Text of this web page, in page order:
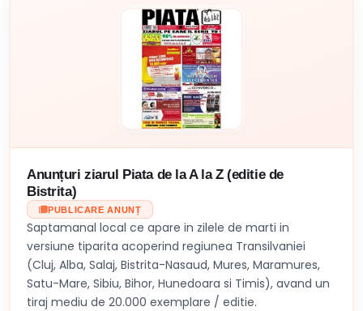
Anunțuri ziarul Piata de la A la Z (editie de
Bistrita)
PUBLICARE ANUNȚ
Saptamanal local ce apare in zilele de marti in
versiune tiparita acoperind regiunea Transilvaniei
(Cluj, Alba, Salaj, Bistrita-Nasaud, Mures, Maramures,
Satu-Mare, Sibiu, Bihor, Hunedoara si Timis), avand un
tiraj mediu de 20.000 exemplare / editie.